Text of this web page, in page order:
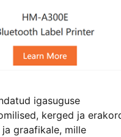
igasuguse
kerged ja
graafikale, mille